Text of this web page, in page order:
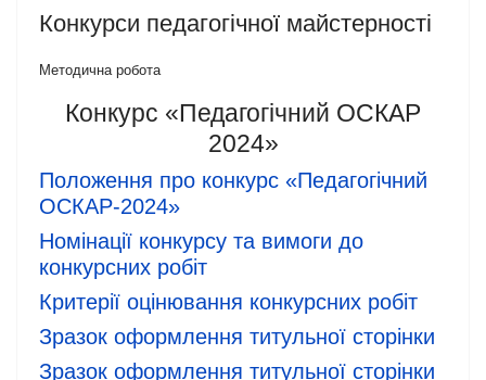
Конкурси педагогічної майстерності
Методична робота
Конкурс «Педагогічний ОСКАР
2024»
Положення про конкурс «Педагогічний
ОСКАР-2024»
Номінації конкурсу та вимоги до
конкурсних робіт
Критерії оцінювання конкурсних робіт
Зразок оформлення титульної сторінки
Зразок оформлення титульної сторінки